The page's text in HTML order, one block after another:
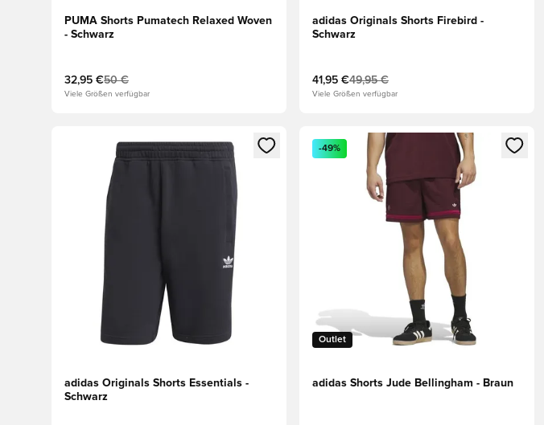
PUMA Shorts Pumatech Relaxed Woven
- Schwarz
32,95 €50 €
Viele Größen verfügbar
adidas Originals Shorts Firebird -
Schwarz
41,95 €49,95 €
Viele Größen verfügbar
Öffnet ein neues Fenster zum Anmelden oder Registrieren als Mitglied
adidas Originals Shorts Essentials -
Schwarz
Öffnet ein neues Fenster zum Anmelden
Outlet
-49%
adidas Shorts Jude Bellingham - Braun